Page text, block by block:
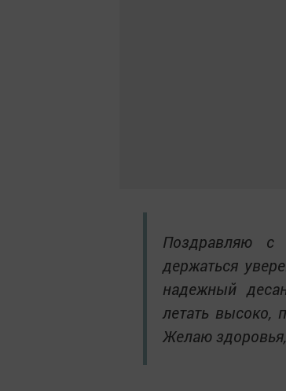
Поздравляю с
держаться
надежный
летать высоко,
Желаю